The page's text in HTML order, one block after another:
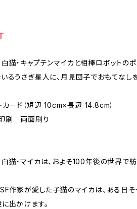
猫・キャプテンマイカと相棒ロボットのポ
るうさぎ星人に、月見団子でおもてなし
カード（短辺 10cm×長辺 14.8cm）
刷 両面刷り
猫・マイカは、およそ100年後の世界で
作家が愛した子猫のマイカは、ある日
出かけます。